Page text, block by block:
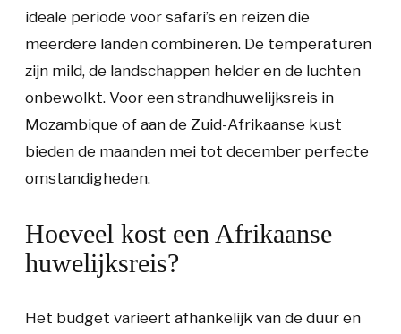
ideale periode voor safari’s en reizen die
meerdere landen combineren. De temperaturen
zijn mild, de landschappen helder en de luchten
onbewolkt. Voor een strandhuwelijksreis in
Mozambique of aan de Zuid-Afrikaanse kust
bieden de maanden mei tot december perfecte
omstandigheden.
Hoeveel kost een Afrikaanse
huwelijksreis?
Het budget varieert afhankelijk van de duur en